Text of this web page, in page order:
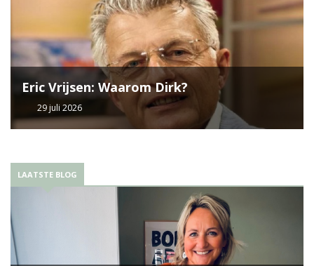
Eric Vrijsen: Waarom Dirk?
29 juli 2026
LAATSTE BLOG